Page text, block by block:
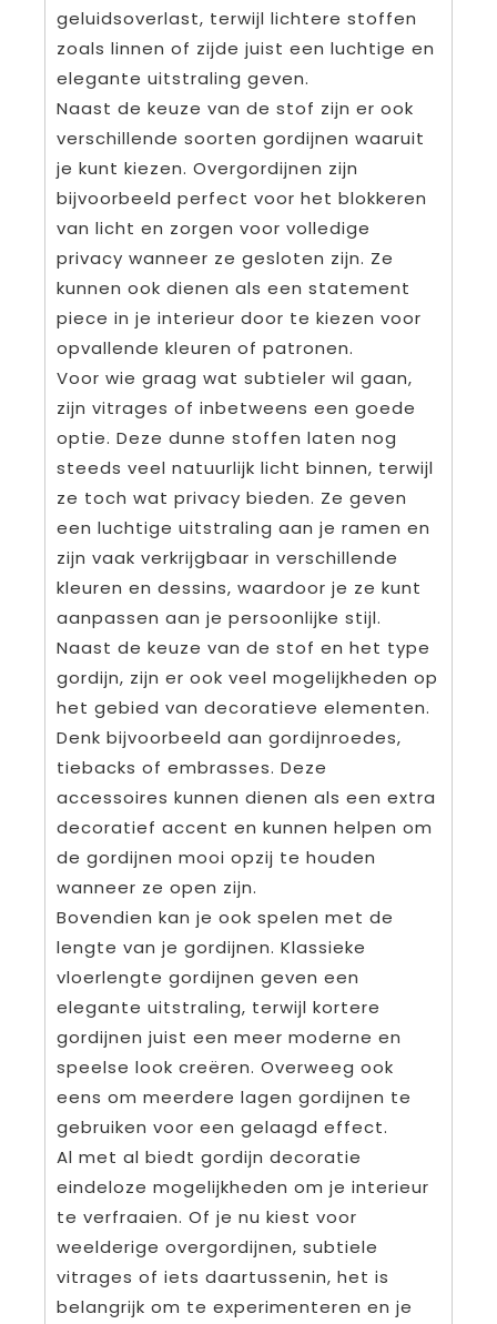
geluidsoverlast, terwijl lichtere stoffen
zoals linnen of zijde juist een luchtige en
elegante uitstraling geven.
Naast de keuze van de stof zijn er ook
verschillende soorten gordijnen waaruit
je kunt kiezen. Overgordijnen zijn
bijvoorbeeld perfect voor het blokkeren
van licht en zorgen voor volledige
privacy wanneer ze gesloten zijn. Ze
kunnen ook dienen als een statement
piece in je interieur door te kiezen voor
opvallende kleuren of patronen.
Voor wie graag wat subtieler wil gaan,
zijn vitrages of inbetweens een goede
optie. Deze dunne stoffen laten nog
steeds veel natuurlijk licht binnen, terwijl
ze toch wat privacy bieden. Ze geven
een luchtige uitstraling aan je ramen en
zijn vaak verkrijgbaar in verschillende
kleuren en dessins, waardoor je ze kunt
aanpassen aan je persoonlijke stijl.
Naast de keuze van de stof en het type
gordijn, zijn er ook veel mogelijkheden op
het gebied van decoratieve elementen.
Denk bijvoorbeeld aan gordijnroedes,
tiebacks of embrasses. Deze
accessoires kunnen dienen als een extra
decoratief accent en kunnen helpen om
de gordijnen mooi opzij te houden
wanneer ze open zijn.
Bovendien kan je ook spelen met de
lengte van je gordijnen. Klassieke
vloerlengte gordijnen geven een
elegante uitstraling, terwijl kortere
gordijnen juist een meer moderne en
speelse look creëren. Overweeg ook
eens om meerdere lagen gordijnen te
gebruiken voor een gelaagd effect.
Al met al biedt gordijn decoratie
eindeloze mogelijkheden om je interieur
te verfraaien. Of je nu kiest voor
weelderige overgordijnen, subtiele
vitrages of iets daartussenin, het is
belangrijk om te experimenteren en je